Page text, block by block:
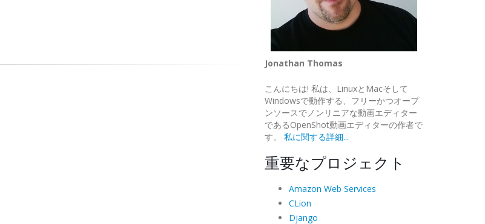
Jonathan Thomas
こんにちは! 私は、LinuxとMacそして
Windowsで動作する、フリーかつオープ
ンソースでノンリニアな動画エディター
であるOpenShot動画エディターの作者で
す。 私に関する詳細...
重要なプロジェクト
Amazon Web Services
CLion
Django